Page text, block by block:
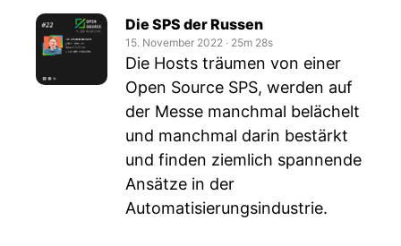
Die SPS der Russen
15. November 2022 ‧ 25m 28s
Die Hosts träumen von einer
Open Source SPS, werden auf
der Messe manchmal belächelt
und manchmal darin bestärkt
und finden ziemlich spannende
Ansätze in der
Automatisierungsindustrie.